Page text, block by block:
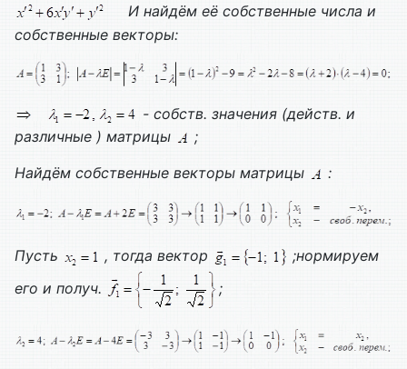
И найдём её собственные числа и
собственные векторы:
- собств. значения (действ. и
различные ) матрицы
;
Найдём собственные векторы матрицы
:
Пусть , тогда вектор
;нормируем
его и получ.
;